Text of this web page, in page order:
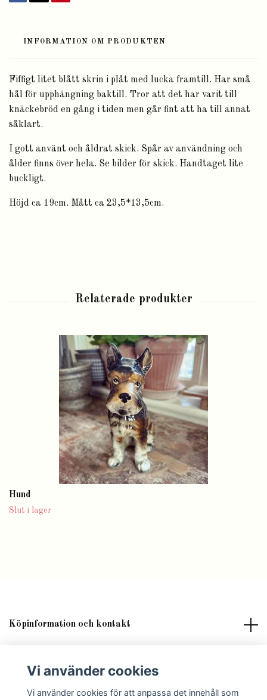
INFORMATION OM PRODUKTEN
Fiffigt litet blått skrin i plåt med lucka framtill. Har små
hål för upphängning baktill. Tror att det har varit till
knäckebröd en gång i tiden men går fint att ha till annat
såklart.
I gott använt och åldrat skick. Spår av användning och
ålder finns över hela. Se bilder för skick. Handtaget lite
buckligt.
Höjd ca 19cm. Mått ca 23,5*13,5cm.
Hund
Slut i lager
Köpinformation och kontakt
Sociala medier
Vi använder cookies
Vi använder cookies för att anpassa det innehåll som